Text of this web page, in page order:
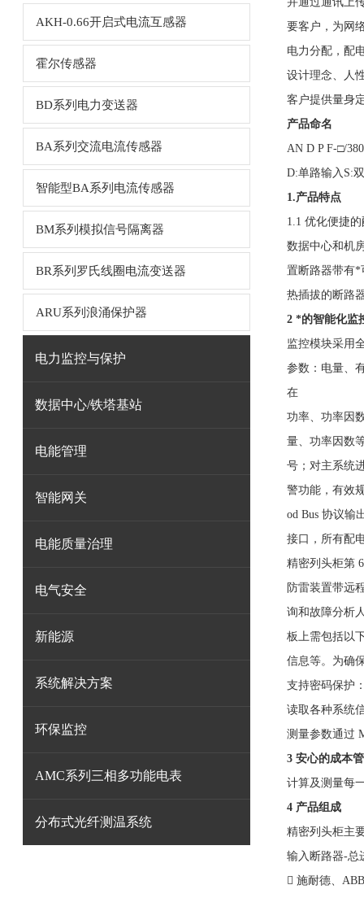
AKH-0.66开启式电流互感器
霍尔传感器
BD系列电力变送器
BA系列交流电流传感器
智能型BA系列电流传感器
BM系列模拟信号隔离器
BR系列罗氏线圈电流变送器
ARU系列浪涌保护器
电力监控与保护
数据中心/铁塔基站
电能管理
智能网关
电能质量治理
电气安全
新能源
系统解决方案
环保监控
AMC系列三相多功能电表
分布式光纤测温系统
要客户，为网
电力分配，配
设计理念、人
客户提供量身
产品命名
AN D P F-□/
D:单路输入S:
1.产品特点
1.1 优化便捷
数据中心和机
置断路器带有*
热插拔的断路
2 *的智能化监
监控模块采用
参数：电量、
在
功率、功率因
量、功率因数
号；对主系统
警功能，有效
od Bus 协议输
接口，所有配
精密列头柜第
防雷装置带远
询和故障分析
板上需包括以
信息等。为确
支持密码保护
读取各种系统
测量参数通过
3 安心的成本
计算及测量每
4 产品组成
精密列头柜主
输入断路器-总
 施耐德、